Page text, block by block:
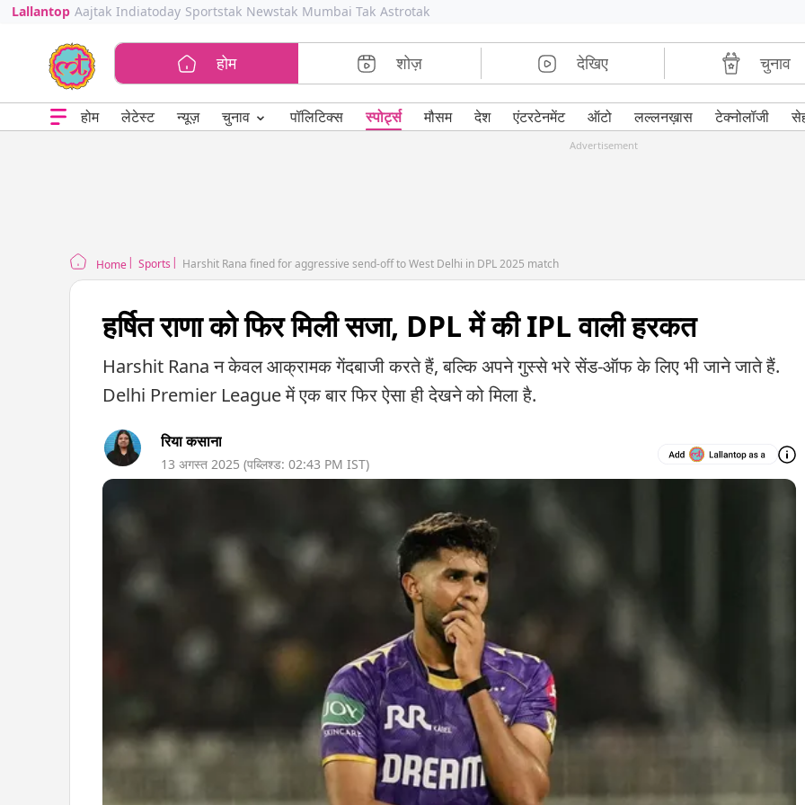
Lallantop Aajtak Indiatoday Sportstak Newstak Mumbai Tak Astrotak
होम शोज़ देखिए चुनाव
होम लेटेस्ट न्यूज़ चुनाव ⌄ पॉलिटिक्स स्पोर्ट्स मौसम देश एंटरटेनमेंट ऑटो लल्लनख़ास टेक्नोलॉजी
Advertisement
Home Sports Harshit Rana fined for aggressive send-off to West Delhi in DPL 2025 match
हर्षित राणा को फिर मिली सजा, DPL में की IPL वाली हरकत
Harshit Rana न केवल आक्रामक गेंदबाजी करते हैं, बल्कि अपने गुस्से भरे सेंड-ऑफ के लिए भी जाने जाते हैं.
Delhi Premier League में एक बार फिर ऐसा ही देखने को मिला है.
रिया कसाना
13 अगस्त 2025 (पब्लिश्ड: 02:43 PM IST)